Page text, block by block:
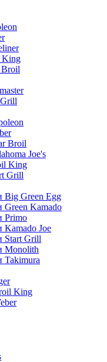
King
Broil
Broil
Joe's
King
Grill
Big Green Egg
Green Kamado
Primo
Kamado Joe
Start Grill
Monolith
Takimura
King